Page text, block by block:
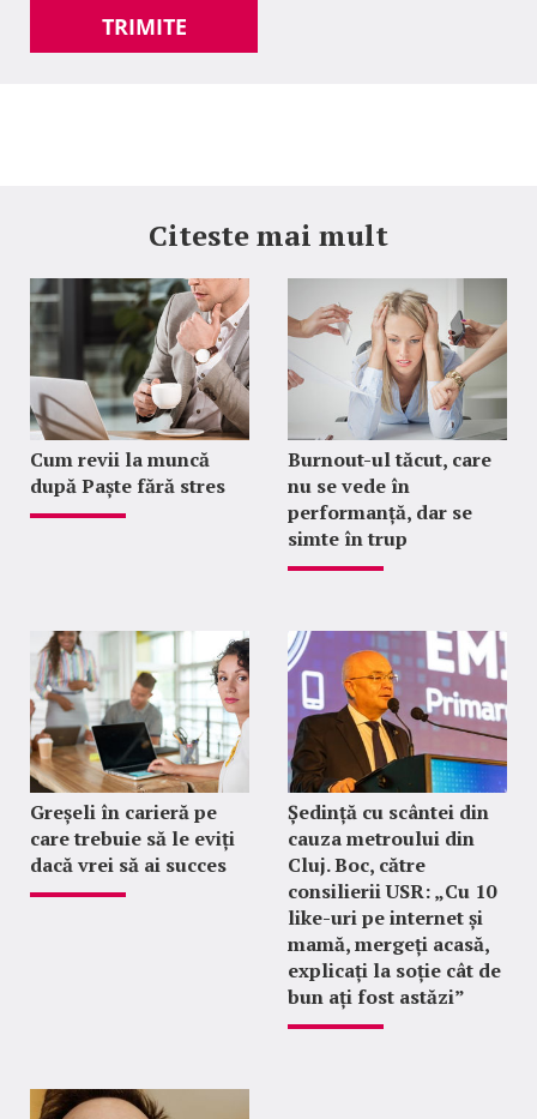
TRIMITE
Citeste mai mult
Cum revii la muncă
după Paște fără stres
Burnout-ul tăcut, care
nu se vede în
performanță, dar se
simte în trup
Greșeli în carieră pe
care trebuie să le eviți
dacă vrei să ai succes
Ședință cu scântei din
cauza metroului din
Cluj. Boc, către
consilierii USR: „Cu 10
like-uri pe internet și
mamă, mergeți acasă,
explicați la soție cât de
bun ați fost astăzi”